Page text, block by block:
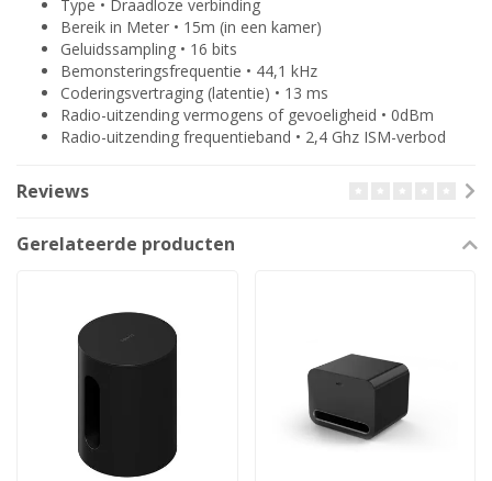
Type • Draadloze verbinding
Bereik in Meter • 15m (in een kamer)
Geluidssampling • 16 bits
Bemonsteringsfrequentie • 44,1 kHz
Coderingsvertraging (latentie) • 13 ms
Radio-uitzending vermogens of gevoeligheid • 0dBm
Radio-uitzending frequentieband • 2,4 Ghz ISM-verbod
Reviews
Gerelateerde producten